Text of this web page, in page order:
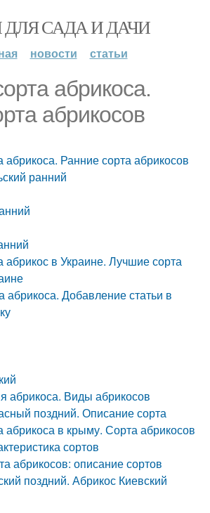
САДА И ДАЧИ
новости статьи
абрикоса.
абрикосов
абрикоса. Ранние сорта абрикосов
ранний
абрикос в Украине. Лучшие сорта
абрикоса. Добавление статьи в
абрикоса. Виды абрикосов
поздний. Описание сорта
абрикоса в крыму. Сорта абрикосов
сортов
абрикосов: описание сортов
поздний. Абрикос Киевский